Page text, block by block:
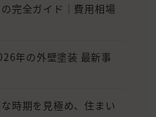
完全ガイド｜費用相場
年の外壁塗装 最新事
時期を見極め、住まい